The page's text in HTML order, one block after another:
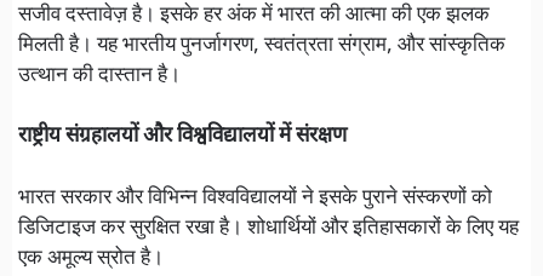
सजीव दस्तावेज़ है। इसके हर अंक में भारत की आत्मा की एक झलक
मिलती है। यह भारतीय पुनर्जागरण, स्वतंत्रता संग्राम, और सांस्कृतिक
उत्थान की दास्तान है।
राष्ट्रीय संग्रहालयों और विश्वविद्यालयों में संरक्षण
भारत सरकार और विभिन्न विश्वविद्यालयों ने इसके पुराने संस्करणों को
डिजिटाइज कर सुरक्षित रखा है। शोधार्थियों और इतिहासकारों के लिए यह
एक अमूल्य स्रोत है।